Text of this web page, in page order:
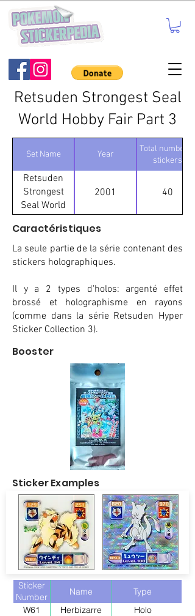
Retsuden Strongest Seal
World Hobby Fair Part 3
Set Name Year
Total number of
stickers
Retsuden
Strongest
Seal World
Part 3
2001 40
Caractéristiques
La seule partie de la série contenant des
stickers holographiques.
Il y a 2 types d'holos: argenté effet
brossé et holographisme en rayons
(comme dans la série Retsuden Hyper
Sticker Collection 3).
Booster
Sticker Examples
Sticker
Number
Name
Type
W61
Herbizarre
Holo